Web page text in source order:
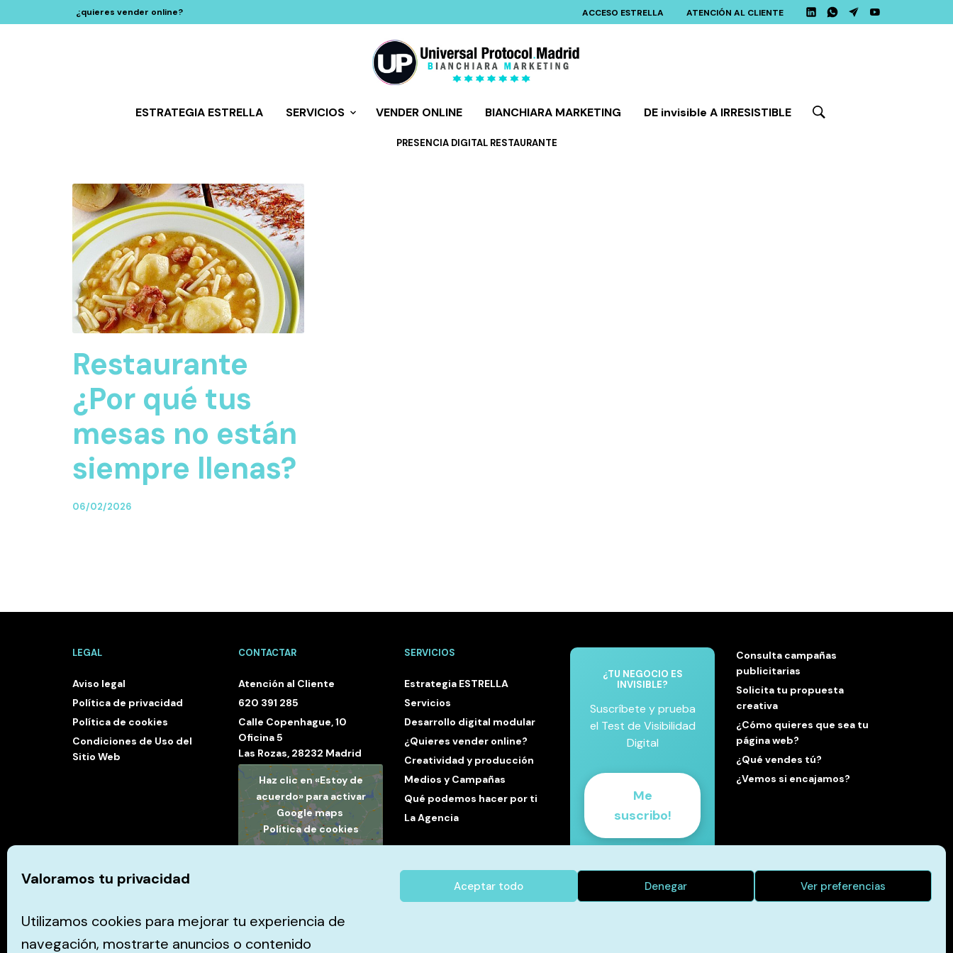
Valoramos tu privacidad
Utilizamos cookies para mejorar tu experiencia de
navegación, mostrarte anuncios o contenido
Aceptar todo Denegar Ver preferencias
¿quieres vender online? ACCESO ESTRELLA ATENCIÓN AL CLIENTE
ESTRATEGIA ESTRELLA SERVICIOS VENDER ONLINE BIANCHIARA MARKETING DE invisible A IRRESISTIBLE
PRESENCIA DIGITAL RESTAURANTE
Restaurante
¿Por qué tus
mesas no están
siempre llenas?
06/02/2026
LEGAL
Aviso legal
Política de privacidad
Política de cookies
Condiciones de Uso del
Sitio Web
CONTACTAR
Atención al Cliente
620 391 285
Calle Copenhague, 10
Oficina 5
Las Rozas, 28232 Madrid
Haz clic en «Estoy de
acuerdo» para activar
Google maps
Política de cookies
SERVICIOS
Estrategia ESTRELLA
Servicios
Desarrollo digital modular
¿Quieres vender online?
Creatividad y producción
Medios y Campañas
Qué podemos hacer por ti
La Agencia
¿TU NEGOCIO ES
INVISIBLE?
Suscríbete y prueba
el Test de Visibilidad
Digital
Me
suscribo!
perspectiva
✓ Información para
Consulta campañas
publicitarias
Solicita tu propuesta
creativa
¿Cómo quieres que sea tu
página web?
¿Qué vendes tú?
¿Vemos si encajamos?